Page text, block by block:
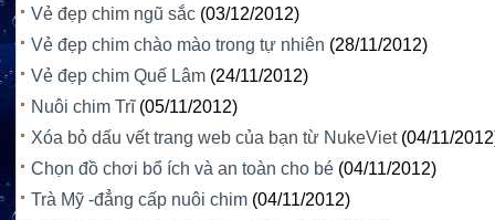
Vẻ đẹp chim ngũ sắc (03/12/2012)
Vẻ đẹp chim chào mào trong tự nhiên (28/11/2012)
Vẻ đẹp chim Quế Lâm (24/11/2012)
Nuôi chim Trĩ (05/11/2012)
Xóa bỏ dấu vết trang web của bạn từ NukeViet (04/11/
Chọn đồ chơi bổ ích và an toàn cho bé (04/11/2012)
Trà Mỹ -đẳng cấp nuôi chim (04/11/2012)